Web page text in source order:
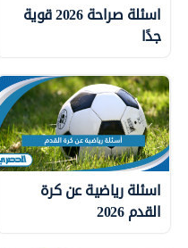
اسئلة صراحة 2026 قوية
جدًا
اسئلة رياضية عن كرة
القدم 2026